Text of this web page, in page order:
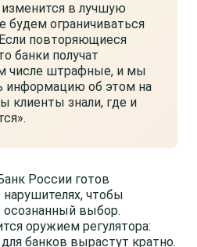
изменится в лучшую
будем ограничиваться
повторяющиеся
банки получат
числе штрафные, и мы
информацию об этом на
клиенты знали, где и
России готов
чтобы
осознанный выбор.
оружием регулятора:
банков вырастут кратно.